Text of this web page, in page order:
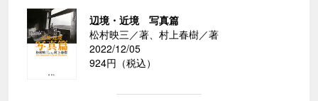
辺境・近境 写真篇
松村映三／著、村上春樹／著
2022/12/05
924円（税込）